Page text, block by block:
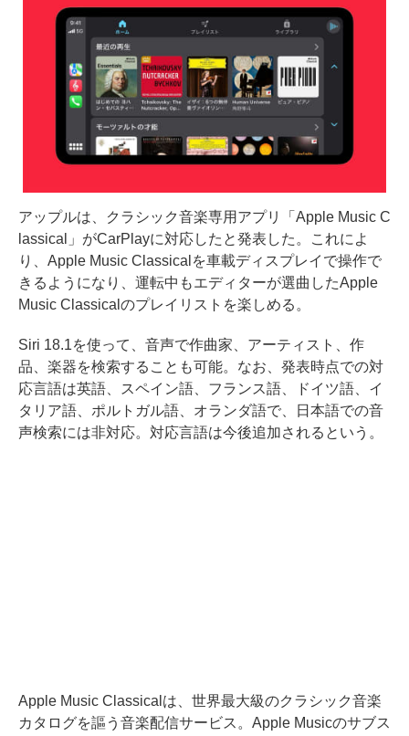
アップルは、クラシック音楽専用アプリ「Apple Music C
lassical」がCarPlayに対応したと発表した。これによ
り、Apple Music Classicalを車載ディスプレイで操作で
きるようになり、運転中もエディターが選曲したApple
Music Classicalのプレイリストを楽しめる。
Siri 18.1を使って、音声で作曲家、アーティスト、作
品、楽器を検索することも可能。なお、発表時点での対
応言語は英語、スペイン語、フランス語、ドイツ語、イ
タリア語、ポルトガル語、オランダ語で、日本語での音
声検索には非対応。対応言語は今後追加されるという。
Apple Music Classicalは、世界最大級のクラシック音楽
カタログを謳う音楽配信サービス。Apple Musicのサブス